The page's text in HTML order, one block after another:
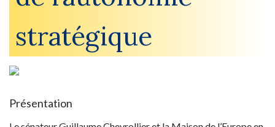
stratégique
Présentation